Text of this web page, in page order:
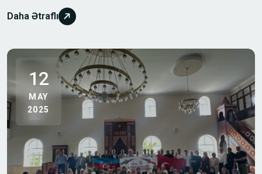
Daha Ətraflı
12
MAY
2025